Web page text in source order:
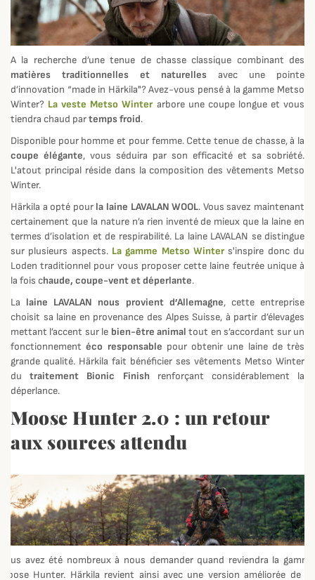
A la recherche d’une tenue de chasse classique combinant des
matières traditionnelles et naturelles avec une pointe
d’innovation “made in Härkila"? Avez-vous pensé à la gamme Metso
Winter? La veste Metso Winter arbore une coupe longue et vous
tiendra chaud partemps froid.
Disponible pour homme et pour femme. Cette tenue de chasse, à la
coupe élégante, vous séduira par son efficacité et sa sobriété.
L'atout principal réside dans la composition des vêtements Metso
Winter.
Härkila a opté pour la laine LAVALAN WOOL. Vous savez maintenant
certainement que la nature n’a rien inventé de mieux que la laine en
termes d’isolation et de respirabilité. La laine LAVALAN se distingue
sur plusieurs aspects. La gamme Metso Winter s'inspire donc du
Loden traditionnel pour vous proposer cette laine feutrée unique à
la fois chaude, coupe-vent et déperlante.
La laine LAVALAN nous provient d’Allemagne, cette entreprise
choisit sa laine en provenance des Alpes Suisse, à partir d’élevages
mettant l’accent sur le bien-être animal tout en s’accordant sur un
fonctionnementéco responsable pour obtenir une laine de très
grande qualité. Härkila fait bénéficier ses vêtements Metso Winter
dutraitement Bionic Finish renforçant considérablement la
déperlance.
Moose Hunter 2.0 : un retour
aux sources attendu
Vous avez été nombreux à nous demander quand reviendra la gamme
Moose Hunter. Härkila revient ainsi avec une version améliorée de sa